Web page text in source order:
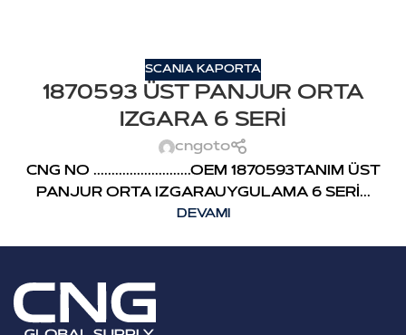
SCANIA KAPORTA
1870593 ÜST PANJUR ORTA
IZGARA 6 SERİ
cngoto
CNG NO ...........................OEM 1870593TANIM ÜST
PANJUR ORTA IZGARAUYGULAMA 6 SERİ...
DEVAMI